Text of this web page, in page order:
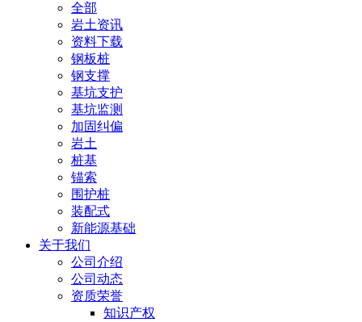
全部
岩土资讯
资料下载
钢板桩
钢支撑
基坑支护
基坑监测
加固纠偏
岩土
桩基
锚索
围护桩
装配式
新能源基础
关于我们
公司介绍
公司动态
资质荣誉
知识产权